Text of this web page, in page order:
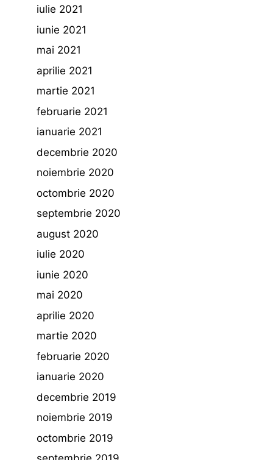
iulie 2021
iunie 2021
mai 2021
aprilie 2021
martie 2021
februarie 2021
ianuarie 2021
decembrie 2020
noiembrie 2020
octombrie 2020
septembrie 2020
august 2020
iulie 2020
iunie 2020
mai 2020
aprilie 2020
martie 2020
februarie 2020
ianuarie 2020
decembrie 2019
noiembrie 2019
octombrie 2019